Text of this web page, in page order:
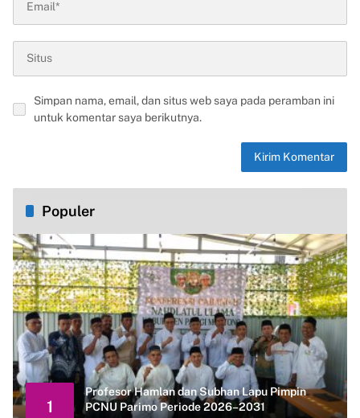
Simpan nama, email, dan situs web saya pada peramban ini
untuk komentar saya berikutnya.
Populer
1
Profesor Hamlan dan Subhan Lapu Pimpin
PCNU Parimo Periode 2026–2031